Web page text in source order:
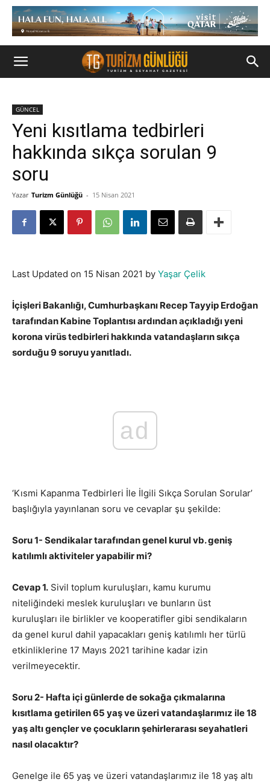
GÜNCEL
Yeni kısıtlama tedbirleri
hakkında sıkça sorulan 9
soru
Yazar Turizm Günlüğü - 15 Nisan 2021
Last Updated on 15 Nisan 2021 by Yaşar Çelik
İçişleri Bakanlığı, Cumhurbaşkanı Recep Tayyip Erdoğan
tarafından Kabine Toplantısı ardından açıkladığı yeni
korona virüs tedbirleri hakkında vatandaşların sıkça
sorduğu 9 soruyu yanıtladı.
ad
‘Kısmi Kapanma Tedbirleri İle İlgili Sıkça Sorulan Sorular’
başlığıyla yayınlanan soru ve cevaplar şu şekilde:
Soru 1- Sendikalar tarafından genel kurul vb. geniş
katılımlı aktiviteler yapabilir mi?
Cevap 1. Sivil toplum kuruluşları, kamu kurumu
niteliğindeki meslek kuruluşları ve bunların üst
kuruluşları ile birlikler ve kooperatifler gibi sendikaların
da genel kurul dahil yapacakları geniş katılımlı her türlü
etkinliklerine 17 Mayıs 2021 tarihine kadar izin
verilmeyecektir.
Soru 2- Hafta içi günlerde de sokağa çıkmalarına
kısıtlama getirilen 65 yaş ve üzeri vatandaşlarımız ile 18
yaş altı gençler ve çocukların şehirlerarası seyahatleri
nasıl olacaktır?
Genelge ile 65 yaş ve üzeri vatandaşlarımız ile 18 yaş altı